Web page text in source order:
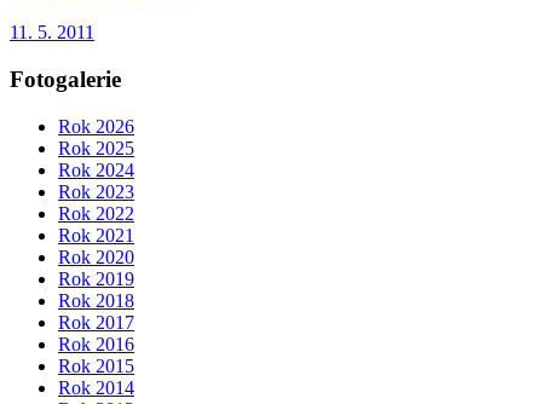
11. 5. 2011
Fotogalerie
Rok 2026
Rok 2025
Rok 2024
Rok 2023
Rok 2022
Rok 2021
Rok 2020
Rok 2019
Rok 2018
Rok 2017
Rok 2016
Rok 2015
Rok 2014